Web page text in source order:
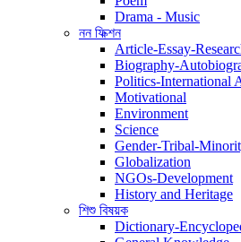
Drama - Music
নন ফিক্শন
Article-Essay-
Biography-
Politics-International
Motivational
Environment
Science
Gender-Tribal-
Globalization
NGOs-Development
History and Heritage
শিশু বিষয়ক
Dictionary-